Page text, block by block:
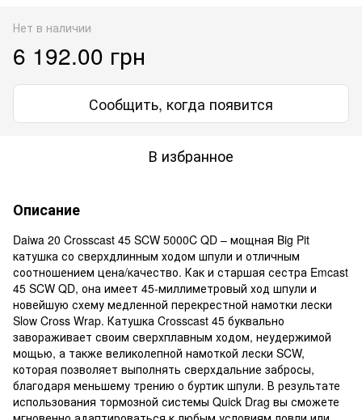
Нет в наличии
6 192.00 грн
Сообщить, когда появится
В избранное
Описание
Daiwa 20 Crosscast 45 SCW 5000C QD – мощная Big Pit
катушка со сверхдлинным ходом шпули и отличным
соотношением цена/качество. Как и старшая сестра Emcast
45 SCW QD, она имеет 45-миллиметровый ход шпули и
новейшую схему медленной перекрестной намотки лески
Slow Cross Wrap. Катушка Crosscast 45 буквально
завораживает своим сверхплавным ходом, неудержимой
мощью, а также великолепной намоткой лески SCW,
которая позволяет выполнять сверхдальние забросы,
благодаря меньшему трению о буртик шпули. В результате
использования тормозной системы Quick Drag вы сможете